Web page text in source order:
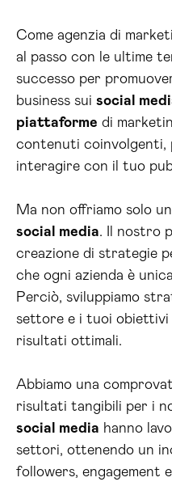
Come agenzia di
al passo con le ultime
successo per
business sui social
piattaforme di
contenuti coinvolgenti,
interagire con il tuo
Ma non offriamo solo
social media. Il nostro
creazione di strategie
che ogni azienda è
Perciò, sviluppiamo
settore e i tuoi obiettivi
risultati ottimali.
Abbiamo una
risultati tangibili per i
social media hanno
settori, ottenendo un
followers, engagement